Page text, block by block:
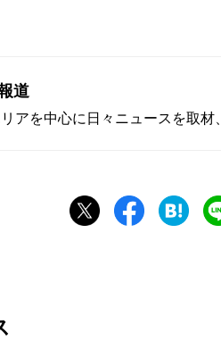
道
アを中心に日々ニュースを取材